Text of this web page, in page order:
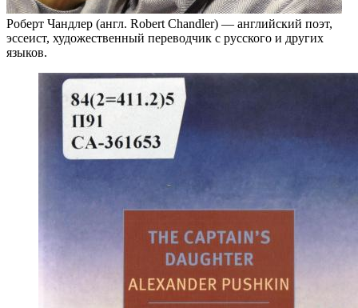
Роберт Чандлер (англ. Robert Chandler) — английский поэт,
эссеист, художественный переводчик с русского и других
языков.